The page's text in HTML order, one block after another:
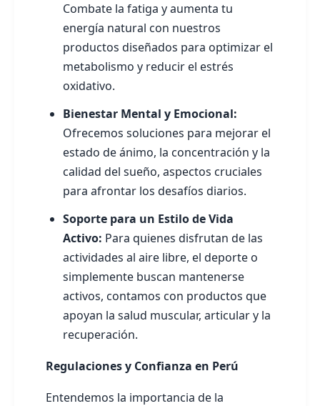
Combate la fatiga y aumenta tu
energía natural con nuestros
productos diseñados para optimizar el
metabolismo y reducir el estrés
oxidativo.
Bienestar Mental y Emocional:
Ofrecemos soluciones para mejorar el
estado de ánimo, la concentración y la
calidad del sueño, aspectos cruciales
para afrontar los desafíos diarios.
Soporte para un Estilo de Vida
Activo: Para quienes disfrutan de las
actividades al aire libre, el deporte o
simplemente buscan mantenerse
activos, contamos con productos que
apoyan la salud muscular, articular y la
recuperación.
Regulaciones y Confianza en Perú
Entendemos la importancia de la